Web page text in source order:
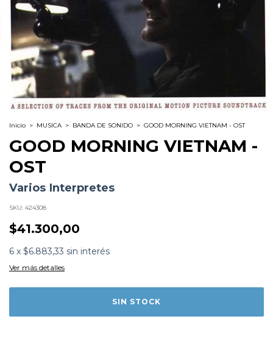
Inicio > MUSICA > BANDA DE SONIDO > GOOD MORNING VIETNAM - OST
GOOD MORNING VIETNAM -
OST
Varios Interpretes
SKU: 424308
$41.300,00
6 x $6.883,33 sin interés
Ver más detalles
Formato:CD MUSICAL
Código:0082839391320
02/2006
Lista de Canciones